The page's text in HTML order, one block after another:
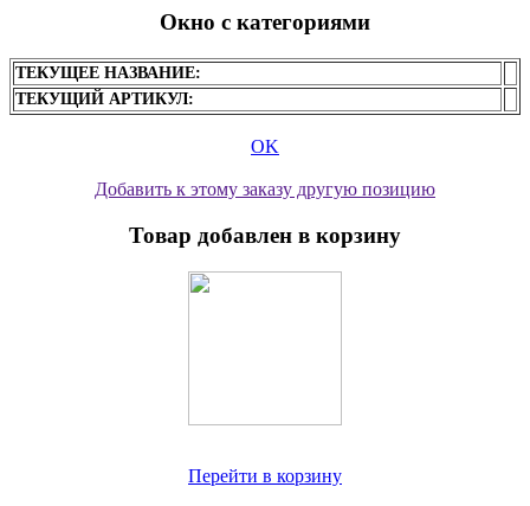
Окно с категориями
ТЕКУЩЕЕ НАЗВАНИЕ:
ТЕКУЩИЙ АРТИКУЛ:
OK
Добавить к этому заказу другую позицию
Товар добавлен в корзину
Перейти в корзину